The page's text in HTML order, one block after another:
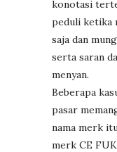
konotasi
peduli ketika
saja dan
serta saran
menyan.
Beberapa
pasar
nama merk
merk CE